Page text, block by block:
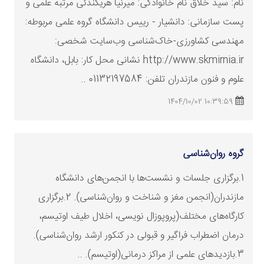
نام: سید خلاق نام خانوادگی: میرنیا هریکندئی مرتبه علمی و
پست سازمانی: دانشیار - رییس دانشگاه گروه علمی مربوطه:
مهندسی کشاورزی-خاک‌شناسی وب‌سایت شخصی:
http://www.skmirnia.ir نشانی محل کار: بابل، دانشگاه
علوم و فنون مازندران تلفن: 01132197584 ..
10:39:59 1404/10/02
گروه روان‌شناسی
1.برگزاری جلسات و نشست‌ها با انجمن‌های دانشگاه
مازندران(انجمن مغز و شناخت و روان‌شناسی). 2.برگزاری
کارگاه‌های مختلف(پروپوزال نویسی، اخلال طیف اوتیسم،
درمان اضطراب فراگیر و قبولی در کنکورارشد روان‌شناسی).
3.بازدیدهای علمی از مراکز درمانی(اوتیسم). ..